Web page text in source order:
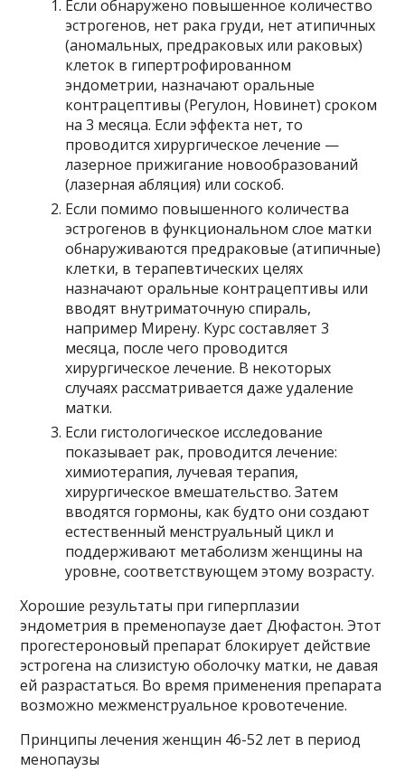
Если обнаружено повышенное количество
эстрогенов, нет рака груди, нет атипичных
(аномальных, предраковых или раковых)
клеток в гипертрофированном
эндометрии, назначают оральные
контрацептивы (Регулон, Новинет) сроком
на 3 месяца. Если эффекта нет, то
проводится хирургическое лечение —
лазерное прижигание новообразований
(лазерная абляция) или соскоб.
Если помимо повышенного количества
эстрогенов в функциональном слое матки
обнаруживаются предраковые (атипичные)
клетки, в терапевтических целях
назначают оральные контрацептивы или
вводят внутриматочную спираль,
например Мирену. Курс составляет 3
месяца, после чего проводится
хирургическое лечение. В некоторых
случаях рассматривается даже удаление
матки.
Если гистологическое исследование
показывает рак, проводится лечение:
химиотерапия, лучевая терапия,
хирургическое вмешательство. Затем
вводятся гормоны, как будто они создают
естественный менструальный цикл и
поддерживают метаболизм женщины на
уровне, соответствующем этому возрасту.
Хорошие результаты при гиперплазии
эндометрия в пременопаузе дает Дюфастон. Этот
прогестероновый препарат блокирует действие
эстрогена на слизистую оболочку матки, не давая
ей разрастаться. Во время применения препарата
возможно межменструальное кровотечение.
Принципы лечения женщин 46-52 лет в период
менопаузы